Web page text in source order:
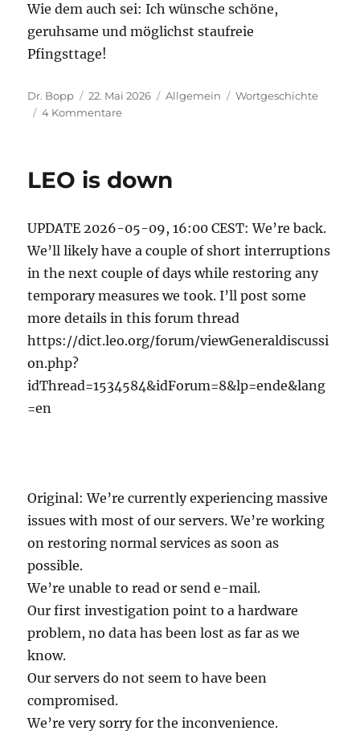
Wie dem auch sei: Ich wünsche schöne,
geruhsame und möglichst staufreie
Pfingsttage!
Autor
Dr. Bopp
Veröffentlicht
am
22. Mai 2026 Kategorien
Allgemein Schlagwörter
Wortgeschichte
4 Kommentarezu
LEO is down
UPDATE 2026-05-09, 16:00 CEST: We’re back.
We’ll likely have a couple of short interruptions
in the next couple of days while restoring any
temporary measures we took. I’ll post some
more details in this forum thread
https://dict.leo.org/forum/viewGeneraldiscussi
on.php?
idThread=1534584&idForum=8&lp=ende&lang
=en
Original: We’re currently experiencing massive
issues with most of our servers. We’re working
on restoring normal services as soon as
possible.
We’re unable to read or send e-mail.
Our first investigation point to a hardware
problem, no data has been lost as far as we
know.
Our servers do not seem to have been
compromised.
We’re very sorry for the inconvenience.